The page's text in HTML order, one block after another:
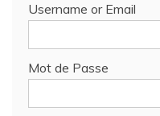
Username or Email
Mot de Passe